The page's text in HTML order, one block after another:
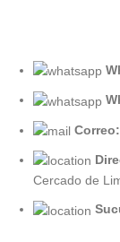
Correo:
Cercado de